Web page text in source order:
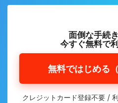
面倒な手続
今すぐ無料で
無料ではじめる
クレジットカード登録不要 /